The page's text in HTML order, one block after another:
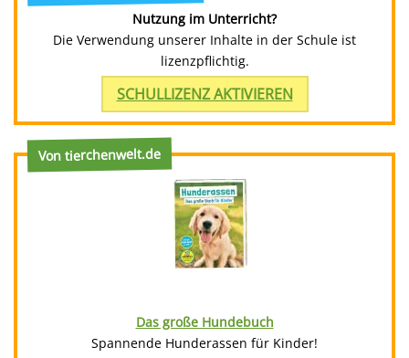
Nutzung im Unterricht?
Die Verwendung unserer Inhalte in der Schule ist
lizenzpflichtig.
SCHULLIZENZ AKTIVIEREN
Von tierchenwelt.de
Das große Hundebuch
Spannende Hunderassen für Kinder!